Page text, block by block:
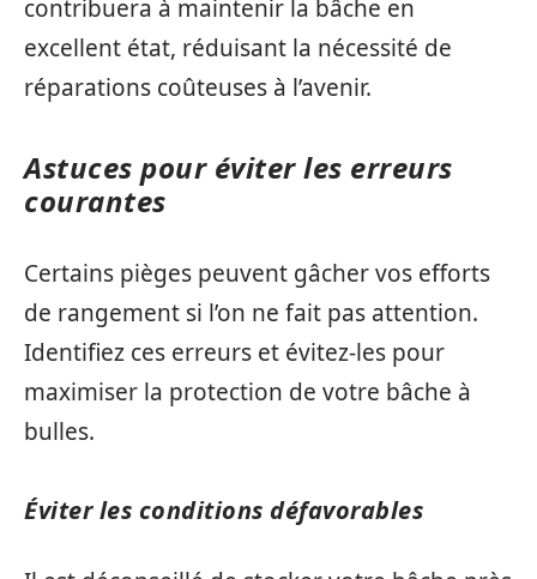
contribuera à maintenir la bâche en
excellent état, réduisant la nécessité de
réparations coûteuses à l’avenir.
Astuces pour éviter les erreurs
courantes
Certains pièges peuvent gâcher vos efforts
de rangement si l’on ne fait pas attention.
Identifiez ces erreurs et évitez-les pour
maximiser la protection de votre bâche à
bulles.
Éviter les conditions défavorables